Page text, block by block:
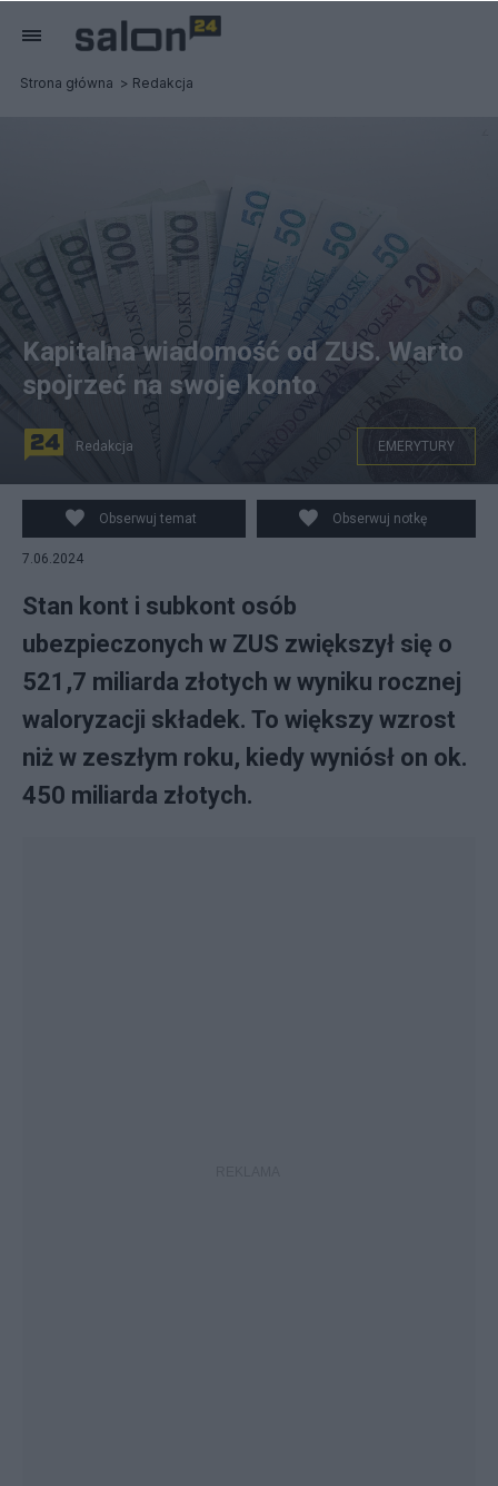
Strona główna Redakcja
Fot. Pixabay.com
Kapitalna wiadomość od ZUS. Warto
spojrzeć na swoje konto
Redakcja EMERYTURY
Obserwuj temat Obserwuj notkę
7.06.2024
Stan kont i subkont osób
ubezpieczonych w ZUS zwiększył się o
521,7 miliarda złotych w wyniku rocznej
waloryzacji składek. To większy wzrost
niż w zeszłym roku, kiedy wyniósł on ok.
450 miliarda złotych.